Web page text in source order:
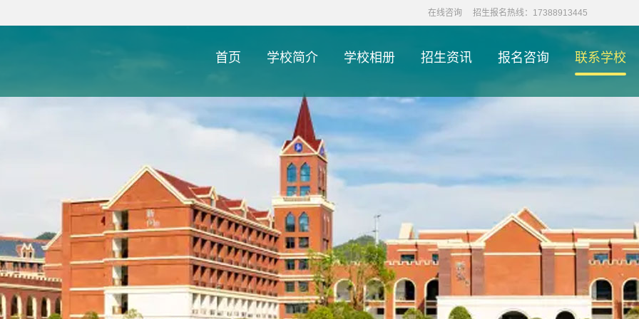
在线咨询 招生报名热线：17388913445
首页 学校简介 学校相册 招生资讯 报名咨询 联系学校